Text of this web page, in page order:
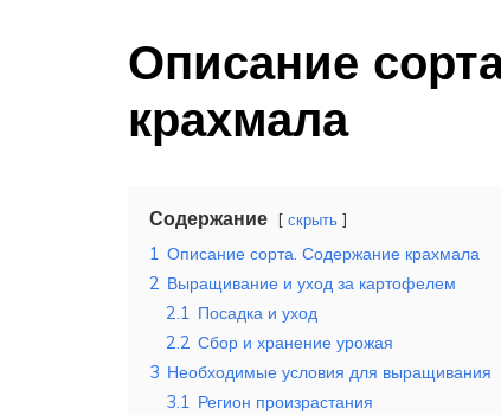
Описание
крахмала
Содержание скрыть
1 Описание сорта. Содержание крахмала
2 Выращивание и уход за картофелем
2.1 Посадка и уход
2.2 Сбор и хранение урожая
3 Необходимые условия для выращивания
3.1 Регион произрастания